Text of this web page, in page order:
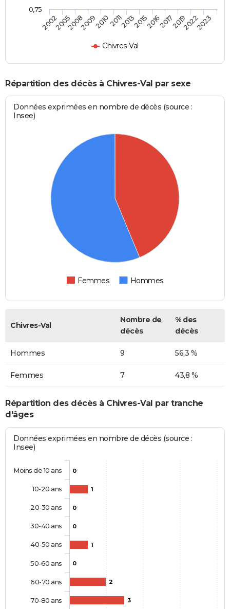
Chivres-Val
2002200520082009201020112013201520162017201920222023
0,75
Répartition des décès à Chivres-Val par sexe
Données exprimées en nombre de décès (source :
Insee)
Femmes Hommes
Chivres-Val
Nombre de
décès
% des
décès
Hommes 9 56,3 %
Femmes 7 43,8 %
Répartition des décès à Chivres-Val par tranche
d'âges
Données exprimées en nombre de décès (source :
Insee)
0
1
0
0
1
0
2
3
Moins de 10 ans
10-20 ans
20-30 ans
30-40 ans
40-50 ans
50-60 ans
60-70 ans
70-80 ans